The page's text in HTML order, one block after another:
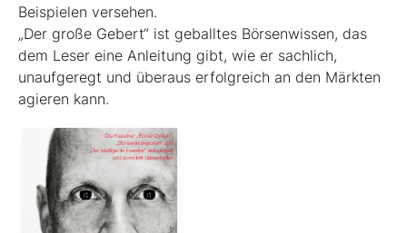
Beispielen ver­sehen.
„Der große Gebert“ ist geballtes Börsenwissen, das
dem Leser eine Anleitung gibt, wie er sachlich,
unaufgeregt und überaus erfolgreich an den Märkten
agieren kann.